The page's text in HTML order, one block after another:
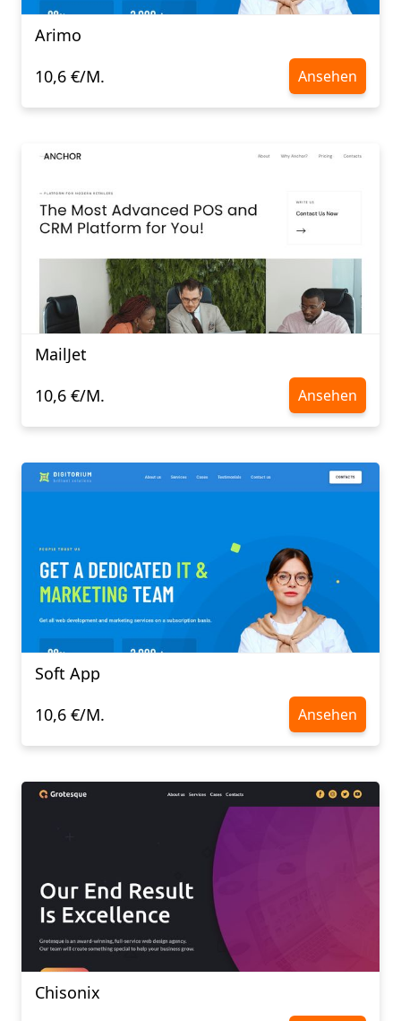
Arimo
10,6 €/M.
Ansehen
MailJet
10,6 €/M.
Ansehen
Soft App
10,6 €/M.
Ansehen
Chisonix